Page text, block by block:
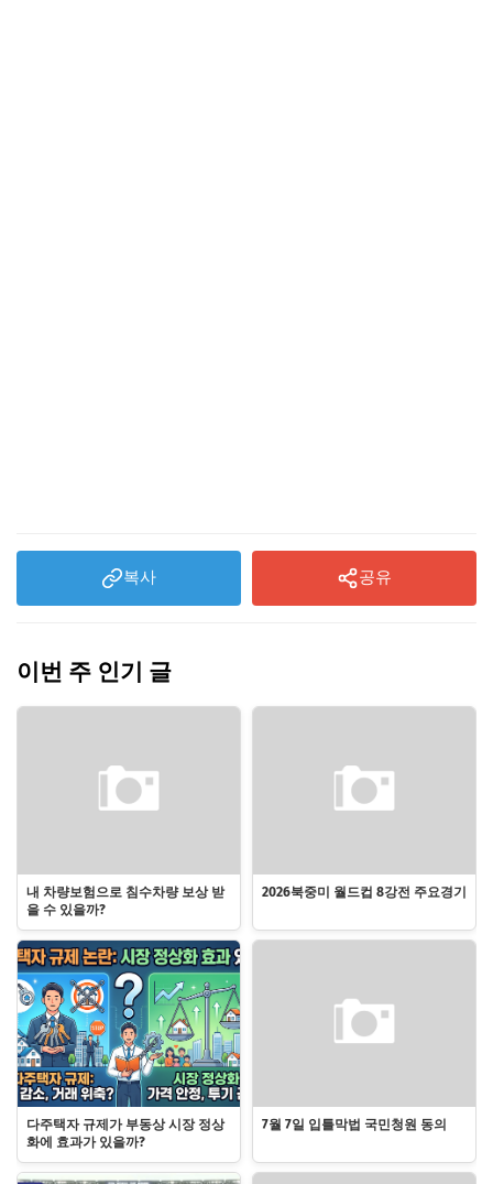
복사 공유
이번 주 인기 글
내 차량보험으로 침수차량 보상 받
을 수 있을까?
2026북중미 월드컵 8강전 주요경기
다주택자 규제가 부동상 시장 정상
화에 효과가 있을까?
7월 7일 입틀막법 국민청원 동의